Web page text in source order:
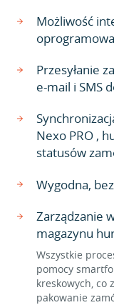
Możliwość
Przesyłanie
e-mail i SMS
Nexo PRO ,
statusów
Wygodna,
Zarządzanie
magazynu
Wszystkie
pomocy
kreskowych, co
pakowanie